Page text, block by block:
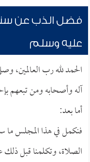
فضل الذب عن
عليه وسلم
الحمد لله رب العالمين،
آله وأصحابه ومن تبعهم
أما بعد:
فنكمل في هذا المجلس ما
الصلاة، وتكلمنا قبل ذلك